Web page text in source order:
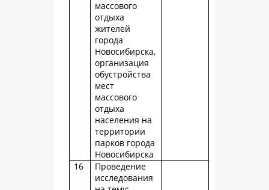
массового
отдыха
жителей
города
Новосибирска,
организация
обустройства
мест
массового
отдыха
населения на
территории
парков города
Новосибирска
16
Проведение
исследования